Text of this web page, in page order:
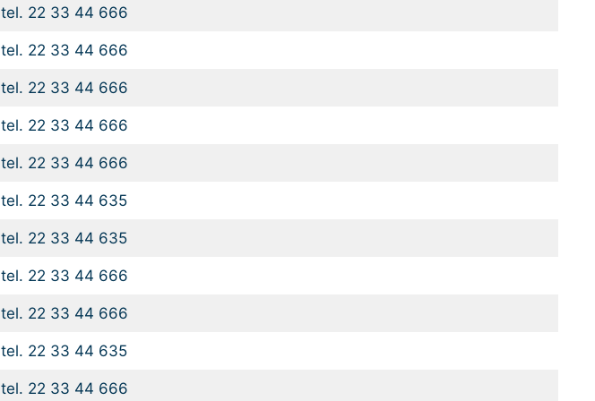
tel. 22 33 44 666
tel. 22 33 44 666
tel. 22 33 44 666
tel. 22 33 44 666
tel. 22 33 44 666
tel. 22 33 44 635
tel. 22 33 44 635
tel. 22 33 44 666
tel. 22 33 44 666
tel. 22 33 44 635
tel. 22 33 44 666